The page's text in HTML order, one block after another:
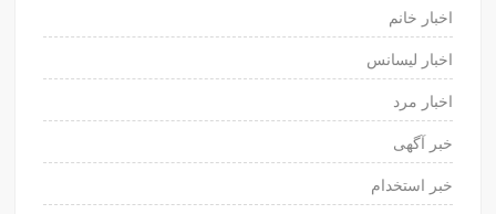
اخبار خانم
اخبار لیسانس
اخبار مرد
خبر آگهی
خبر استخدام